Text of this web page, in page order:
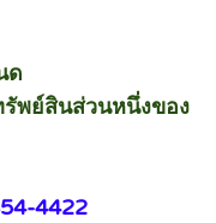
ด
พย์สินส่วนหนึ่งของ
4422